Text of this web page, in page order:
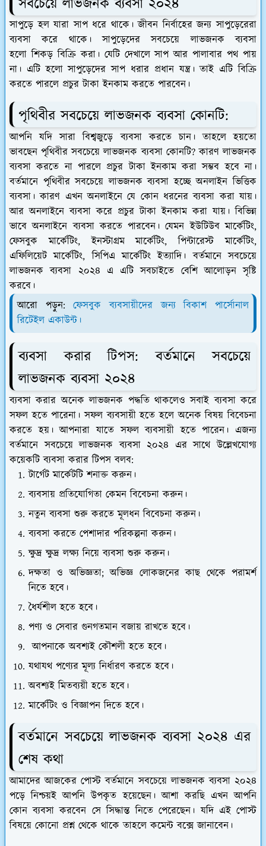
সাপুড়ে হল যারা সাপ ধরে থাকে। জীবন নির্বাহের জন্য সাপুড়েরেরা
ব্যবসা করে থাকে। সাপুড়েদের সবচেয়ে লাভজনক ব্যবসা
হলোশিকড় বিক্রিকরা। যেটি দেখালে সাপ আর পালাবার পথ পায়
না। এটি হলো সাপুড়েদের সাপ ধরার প্রধান যন্ত্র। তাই এটি বিক্রি
করতে পারলে প্রচুর টাকা ইনকাম করতে পারবেন।
পৃথিবীর সবচেয়ে লাভজনক ব্যবসা কোনটি:
আপনি যদি সারা বিশ্বজুড়ে ব্যবসা করতে চান। তাহলে হয়তো
ভাবছেন পৃথিবীর সবচেয়ে লাভজনক ব্যবসা কোনটি? কারণ লাভজনক
ব্যবসা করতে না পারলে প্রচুর টাকা ইনকাম করা সম্ভব হবে না।
বর্তমানে পৃথিবীর সবচেয়ে লাভজনক ব্যবসা হচ্ছে অনলাইন ভিত্তিক
ব্যবসা। কারণ এখন অনলাইনে যে কোন ধরনের ব্যবসা করা যায়।
আর অনলাইনে ব্যবসা করে প্রচুর টাকা ইনকাম করা যায়। বিভিন্ন
ভাবে অনলাইনে ব্যবসা করতে পারবেন। যেমন ইউটিউব মার্কেটিং,
ফেসবুক মার্কেটিং, ইনস্টাগ্রম মার্কেটিং, পিন্টারেস্ট মার্কেটিং,
এফিলিয়েট মার্কেটিং, সিপিএ মার্কেটিং ইত্যাদি। বর্তমানে সবচেয়ে
লাভজনক ব্যবসা ২০২৪ এ এটি সবচাইতে বেশি আলোড়ন সৃষ্টি
করবে।
আরো পড়ুন:ফেসবুক ব্যবসায়ীদের জন্য বিকাশ পার্সোনাল
রিটেইল একাউন্ট।
ব্যবসা করার টিপস: বর্তমানে সবচেয়ে
লাভজনক ব্যবসা ২০২৪
ব্যবসা করার অনেক লাভজনক পদ্ধতি থাকলেও সবাই ব্যবসা করে
সফল হতে পারেনা। সফল ব্যবসায়ী হতে হলে অনেক বিষয় বিবেচনা
করতে হয়। আপনারা যাতে সফল ব্যবসায়ী হতে পারেন। এজন্য
বর্তমানে সবচেয়ে লাভজনক ব্যবসা ২০২৪ এর সাথে উল্লেখযোগ্য
কয়েকটি ব্যবসা করার টিপস বলব:
টার্গেট মার্কেটটি শনাক্ত করুন।
ব্যবসায় প্রতিযোগিতা কেমন বিবেচনা করুন।
নতুন ব্যবসা শুরু করতে মূলধন বিবেচনা করুন।
ব্যবসা করতে পেশাদার পরিকল্পনা করুন।
ক্ষুদ্র ক্ষুদ্র লক্ষ্য নিয়ে ব্যবসা শুরু করুন।
দক্ষতা ও অভিজ্ঞতা; অভিজ্ঞ লোকজনের কাছ থেকে পরামর্শ
নিতে হবে।
ধৈর্যশীল হতে হবে।
পণ্য ও সেবার গুনগতমান বজায় রাখতে হবে।
আপনাকে অবশ্যই কৌশলী হতে হবে।
যথাযথ পণ্যের মূল্য নির্ধারণ করতে হবে।
অবশ্যই মিতব্যয়ী হতে হবে।
মার্কেটিং ও বিজ্ঞাপন দিতে হবে।
বর্তমানে সবচেয়ে লাভজনক ব্যবসা ২০২৪ এর
শেষ কথা
আমাদের আজকের পোস্ট বর্তমানে সবচেয়ে লাভজনক ব্যবসা ২০২৪
পড়ে নিশ্চয়ই আপনি উপকৃত হয়েছেন। আশা করছি এখন আপনি
কোন ব্যবসা করবেন সে সিদ্ধান্ত নিতে পেরেছেন। যদি এই পোস্ট
বিষয়ে কোনো প্রশ্ন থেকে থাকে তাহলে কমেন্ট বক্সে জানাবেন।